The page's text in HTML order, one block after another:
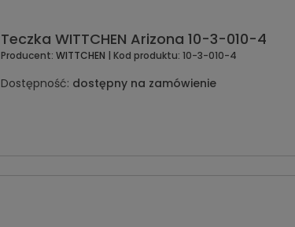
Teczka WITTCHEN Arizona 10-3-010-4
Producent: WITTCHEN | Kod produktu: 10-3-010-4
Dostępność: dostępny na zamówienie